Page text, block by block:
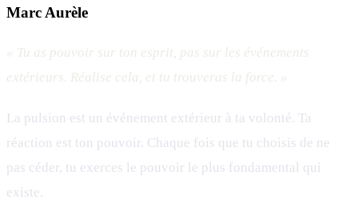
Marc Aurèle
« Tu as pouvoir sur ton esprit, pas sur les événements
extérieurs. Réalise cela, et tu trouveras la force. »
La pulsion est un événement extérieur à ta volonté. Ta
réaction est ton pouvoir. Chaque fois que tu choisis de ne
pas céder, tu exerces le pouvoir le plus fondamental qui
existe.